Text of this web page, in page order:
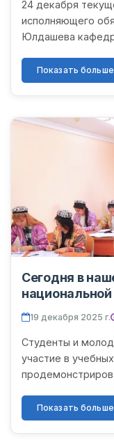
24 декабря
исполняющего
Юлдашева
состоялось
Показать
Сегодня в
19 декабря 2025 г.
Студенты и
участие в
нашего народа.
Показать